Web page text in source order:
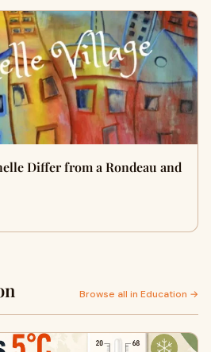
Differ from a Rondeau and
Browse all in Education →